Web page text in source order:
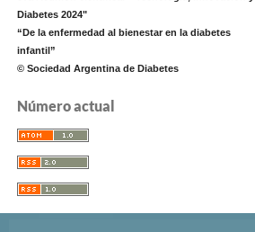
Diabetes 2024"
“De la enfermedad al bienestar en la diabetes
infantil”
© Sociedad Argentina de Diabetes
Número actual